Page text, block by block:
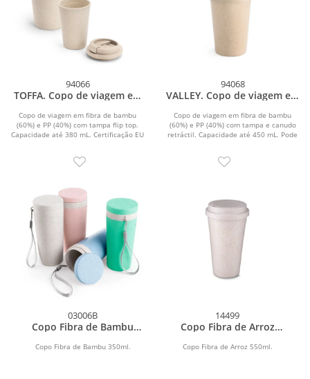
94066
TOFFA. Copo de viagem em
(40%) com tampa flip top
(380 mL)
Copo de viagem em fibra de bambu
(60%) e PP (40%) com tampa flip top.
Capacidade até 380 mL. Certificação EU
94068
VALLEY. Copo de viagem em
(40%) com tampa e canudo
(450 mL)
Copo de viagem em fibra de bambu
(60%) e PP (40%) com tampa e canudo
retráctil. Capacidade até 450 mL. Pode
03006B
Copo Fibra de Bambu
Copo Fibra de Bambu 350ml.
14499
Copo Fibra de Arroz
Copo Fibra de Arroz 550ml.